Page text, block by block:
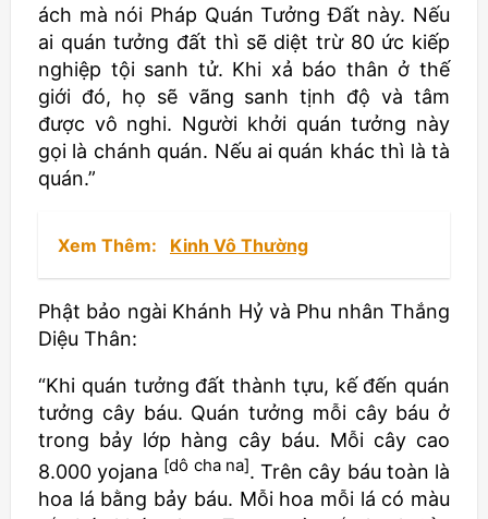
ách mà nói Pháp Quán Tưởng Đất này. Nếu
ai quán tưởng đất thì sẽ diệt trừ 80 ức kiếp
nghiệp tội sanh tử. Khi xả báo thân ở thế
giới đó, họ sẽ vãng sanh tịnh độ và tâm
được vô nghi. Người khởi quán tưởng này
gọi là chánh quán. Nếu ai quán khác thì là tà
quán.”
Xem Thêm: Kinh Vô Thường
Phật bảo ngài Khánh Hỷ và Phu nhân Thắng
Diệu Thân:
“Khi quán tưởng đất thành tựu, kế đến quán
tưởng cây báu. Quán tưởng mỗi cây báu ở
trong bảy lớp hàng cây báu. Mỗi cây cao
8.000 yojana [dô cha na]. Trên cây báu toàn là
hoa lá bằng bảy báu. Mỗi hoa mỗi lá có màu